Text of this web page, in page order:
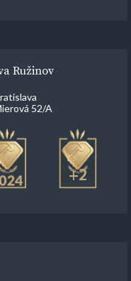
Ružinov
52/A
+2